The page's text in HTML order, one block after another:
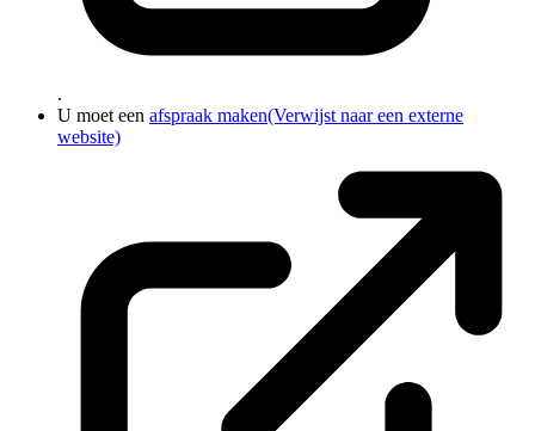
.
U moet een afspraak maken(Verwijst naar een externe
website)